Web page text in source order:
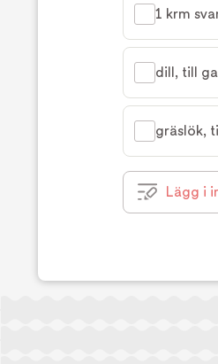
1 krm
dill, till
gräslök,
Lägg i